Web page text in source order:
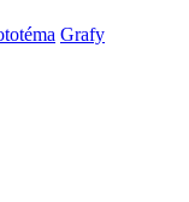
Grafy